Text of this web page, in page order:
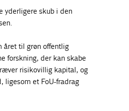
yderligere skub i den
året til grøn offentlig
forskning, der kan skabe
risikovillig kapital, og
ligesom et FoU-fradrag